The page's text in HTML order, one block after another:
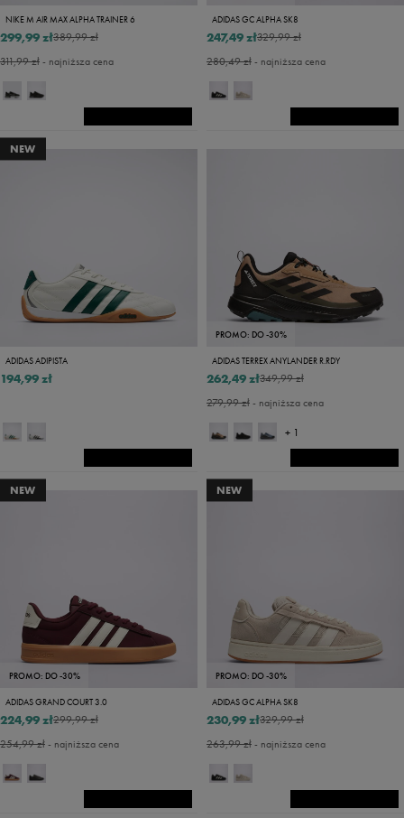
NIKE M AIR MAX ALPHA TRAINER 6
389,99 zł
299,99 zł
311,99 zł- najniższa cena
ADIDAS GC ALPHA SK8
329,99 zł
247,49 zł
280,49 zł- najniższa cena
NEW
ADIDAS ADIPISTA
194,99 zł
PROMO: DO -30%
ADIDAS TERREX ANYLANDER R.RDY
349,99 zł
262,49 zł
279,99 zł- najniższa cena
+ 1
NEW
PROMO: DO -30%
ADIDAS GRAND COURT 3.0
299,99 zł
224,99 zł
254,99 zł- najniższa cena
NEW
PROMO: DO -30%
ADIDAS GC ALPHA SK8
329,99 zł
230,99 zł
263,99 zł- najniższa cena